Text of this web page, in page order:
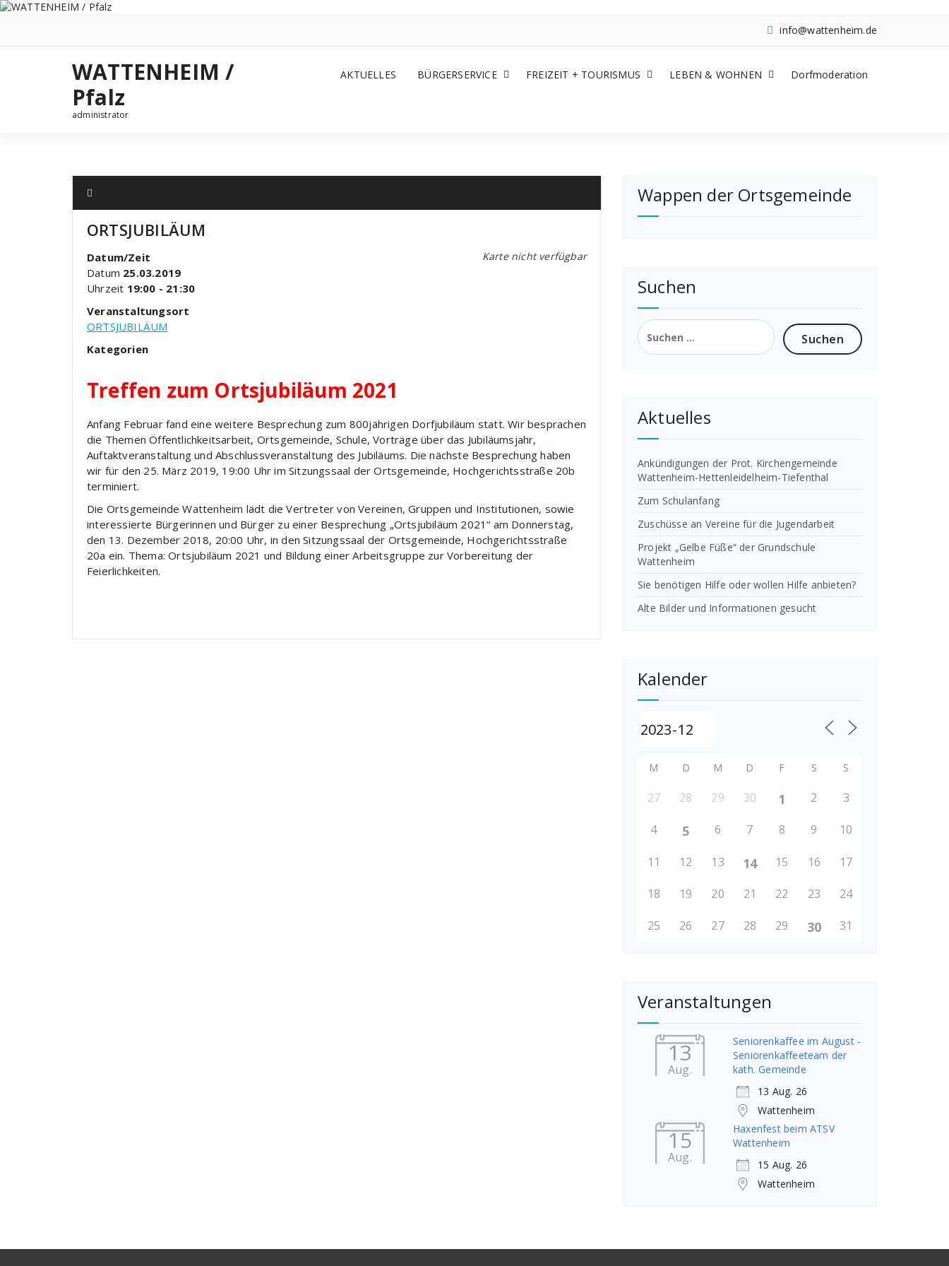
Zum
info@wattenheim.de
WATTENHEIM /
Pfalz
administrator
AKTUELLES BÜRGERSERVICE FREIZEIT + TOURISMUS LEBEN & WOHNEN Dorfmoderation
ORTSJUBILÄUM
Karte nicht verfügbar
Datum/Zeit
Datum 25.03.2019
Uhrzeit 19:00 - 21:30
Veranstaltungsort
ORTSJUBILÄUM
Kategorien
Treffen zum Ortsjubiläum 2021
Anfang Februar fand eine weitere Besprechung zum 800jährigen Dorfjubiläum statt. Wir besprachen
die Themen Öffentlichkeitsarbeit, Ortsgemeinde, Schule, Vorträge über das Jubiläumsjahr,
Auftaktveranstaltung und Abschlussveranstaltung des Jubiläums. Die nächste Besprechung haben
wir für den 25. März 2019, 19:00 Uhr im Sitzungssaal der Ortsgemeinde, Hochgerichtsstraße 20b
terminiert.
Die Ortsgemeinde Wattenheim lädt die Vertreter von Vereinen, Gruppen und Institutionen, sowie
interessierte Bürgerinnen und Bürger zu einer Besprechung „Ortsjubiläum 2021“ am Donnerstag,
den 13. Dezember 2018, 20:00 Uhr, in den Sitzungssaal der Ortsgemeinde, Hochgerichtsstraße
20a ein. Thema: Ortsjubiläum 2021 und Bildung einer Arbeitsgruppe zur Vorbereitung der
Feierlichkeiten.
Wappen der Ortsgemeinde
Suchen
Suchen
nach:
Aktuelles
Ankündigungen der Prot. Kirchengemeinde
Wattenheim-Hettenleidelheim-Tiefenthal
Zum Schulanfang
Zuschüsse an Vereine für die Jugendarbeit
Projekt „Gelbe Füße“ der Grundschule
Wattenheim
Sie benötigen Hilfe oder wollen Hilfe anbieten?
Alte Bilder und Informationen gesucht
Kalender
M D M D F S S
27 28 29 30 1 2 3
4 5 6 7 8 9 10
11 12 13 14 15 16 17
18 19 20 21 22 23 24
25 26 27 28 29 30 31
Veranstaltungen
13
Aug.
Seniorenkaffee im August -
Seniorenkaffeeteam der
kath. Gemeinde
13 Aug. 26
Wattenheim
15
Aug.
Haxenfest beim ATSV
Wattenheim
15 Aug. 26
Wattenheim